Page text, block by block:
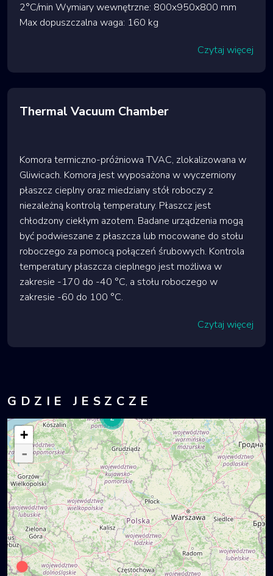
2°C/min Wymiary wewnętrzne: 800x950x800 mm
Max dopuszczalna waga: 160 kg
Czytaj więcej
Thermal Vacuum Chamber
Komora termiczno-próżniowa TVAC, zlokalizowana w
Gliwicach. Komora jest wyposażona w wyczerniony
płaszcz cieplny oraz miedziany stół roboczy z
niezależną kontrolą temperatury. Płaszcz jest
chłodzony ciekłym azotem. Badane urządzenia mogą
być podwieszane z płaszcza lub mocowane do stołu
roboczego za pomocą połączeń śrubowych. Kontrola
temperatury płaszcza cieplnego jest możliwa w
zakresie -170 do -40 °C, a stołu roboczego w
zakresie -60 do 100 °C.
Czytaj więcej
GDZIE JESZCZE
2
+
-